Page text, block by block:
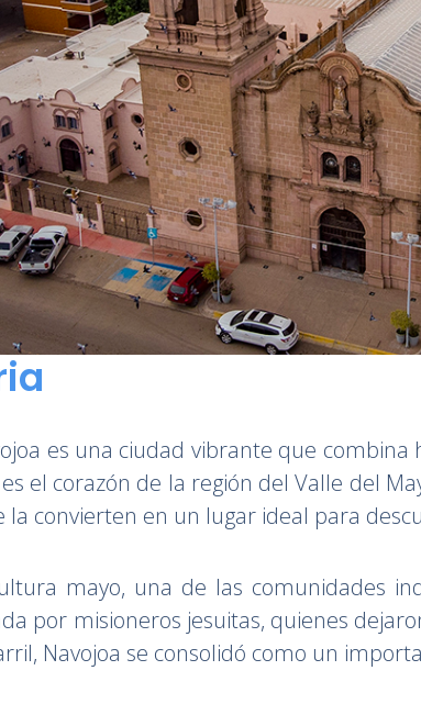
es una ciudad vibrante que
el corazón de la región del Valle del
la convierten en un lugar ideal para
mayo, una de las comunidades
por misioneros jesuitas, quienes
Navojoa se consolidó como un